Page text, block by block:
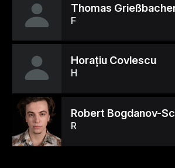
Thomas
F
Horațiu Covlescu
H
Robert Bogdanov-
R